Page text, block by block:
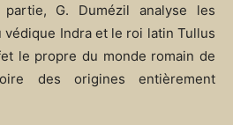
G. Dumézil analyse les
Indra et le roi latin Tullus
le propre du monde romain de
des origines entièrement